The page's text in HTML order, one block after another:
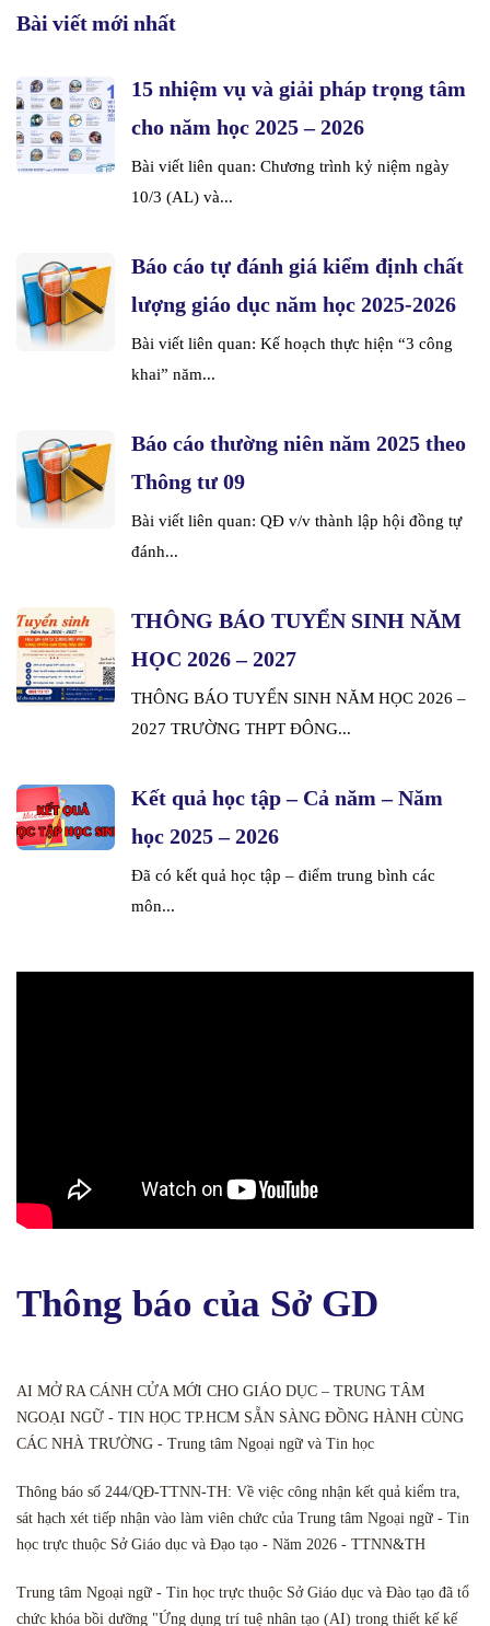
Bài viết mới nhất
15 nhiệm vụ và giải pháp trọng tâm
cho năm học 2025 – 2026
Bài viết liên quan: Chương trình kỷ niệm ngày
10/3 (AL) và...
Báo cáo tự đánh giá kiểm định chất
lượng giáo dục năm học 2025-2026
Bài viết liên quan: Kế hoạch thực hiện “3 công
khai” năm...
Báo cáo thường niên năm 2025 theo
Thông tư 09
Bài viết liên quan: QĐ v/v thành lập hội đồng tự
đánh...
THÔNG BÁO TUYỂN SINH NĂM
HỌC 2026 – 2027
THÔNG BÁO TUYỂN SINH NĂM HỌC 2026 –
2027 TRƯỜNG THPT ĐÔNG...
Kết quả học tập – Cả năm – Năm
học 2025 – 2026
Đã có kết quả học tập – điểm trung bình các
môn...
Thông báo của Sở GD
AI MỞ RA CÁNH CỬA MỚI CHO GIÁO DỤC – TRUNG TÂM
NGOẠI NGỮ - TIN HỌC TP.HCM SẴN SÀNG ĐỒNG HÀNH CÙNG
CÁC NHÀ TRƯỜNG - Trung tâm Ngoại ngữ và Tin học
Thông báo số 244/QĐ-TTNN-TH: Về việc công nhận kết quả kiểm tra,
sát hạch xét tiếp nhận vào làm viên chức của Trung tâm Ngoại ngữ - Tin
học trực thuộc Sở Giáo dục và Đạo tạo - Năm 2026 - TTNN&TH
Trung tâm Ngoại ngữ - Tin học trực thuộc Sở Giáo dục và Đào tạo đã tổ
chức khóa bồi dưỡng "Ứng dụng trí tuệ nhân tạo (AI) trong thiết kế kế